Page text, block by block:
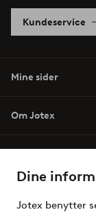
Dine
Jotex benytter
Kundeservice
Mine sider
Om Jotex